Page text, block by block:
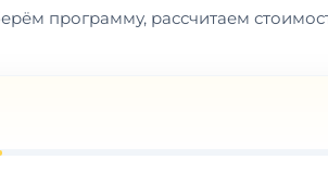
программу, рассчитаем